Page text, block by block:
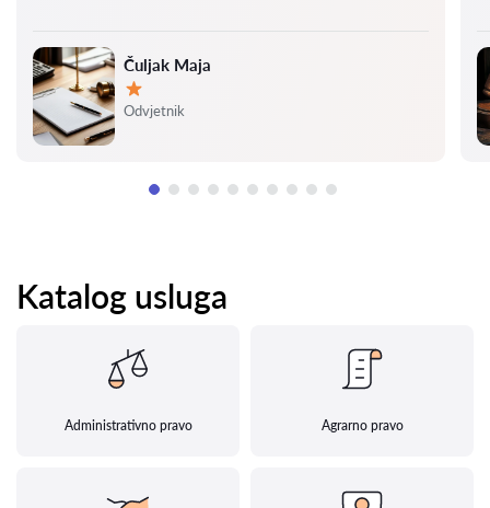
Čuljak Maja
Ocjena:
Odvjetnik
Katalog usluga
Administrativno pravo Agrarno pravo